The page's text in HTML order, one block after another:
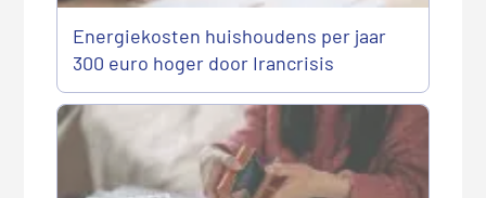
Energiekosten huishoudens per jaar
300 euro hoger door Irancrisis